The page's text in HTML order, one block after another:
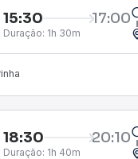
15:30 17:00
Duração: 1h 30m
18:30 20:10
Duração: 1h 40m